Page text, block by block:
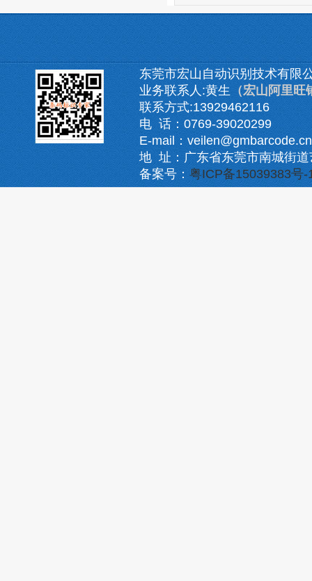
东莞市宏山自动识别技术有限
业务联系人:黄生 （宏山阿里旺
联系方式:13929462116
电 话：0769-39020299
E-mail：veilen@gmbarcode.cn
地 址：广东省东莞市南城街
备案号： 粤ICP备15039383号-